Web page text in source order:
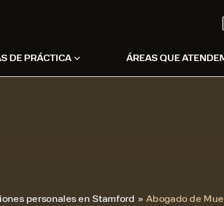
DE PRÁCTICA ÁREAS QUE
personales en Stamford » Abogado de